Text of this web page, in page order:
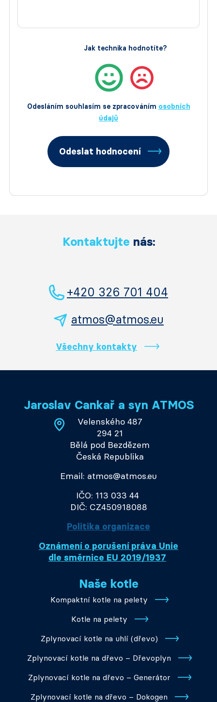
Odesláním souhlasím se zpracováním osobních
údajů
Jak technika hodnotíte?
Odeslat hodnocení
Kontaktujte nás:
+420 326 701 404
atmos@atmos.eu
Všechny kontakty
Jaroslav Cankař a syn ATMOS
Velenského 487
294 21
Bělá pod Bezdězem
Česká Republika
Email: atmos@atmos.eu
IČO: 113 033 44
DIČ: CZ450918088
Politika organizace
Oznámení o porušení práva Unie
dle směrnice EU 2019/1937
Naše kotle
Kompaktní kotle na pelety
Kotle na pelety
Zplynovací kotle na uhlí (dřevo)
Zplynovací kotle na dřevo – Dřevoplyn
Zplynovací kotle na dřevo – Generátor
Zplynovací kotle na dřevo – Dokogen